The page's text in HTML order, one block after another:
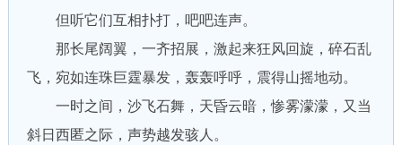
但听它们互相扑打，吧吧连声。
那长尾阔翼，一齐招展，激起来狂风回旋，碎石乱
飞，宛如连珠巨霆暴发，轰轰呼呼，震得山摇地动。
一时之间，沙飞石舞，天昏云暗，惨雾濛濛，又当
斜日西匿之际，声势越发骇人。